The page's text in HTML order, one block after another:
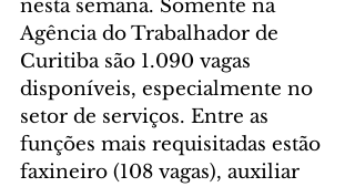
nesta semana. Somente na
Agência do Trabalhador de
Curitiba são 1.090 vagas
disponíveis, especialmente no
setor de serviços. Entre as
funções mais requisitadas estão
faxineiro (108 vagas), auxiliar